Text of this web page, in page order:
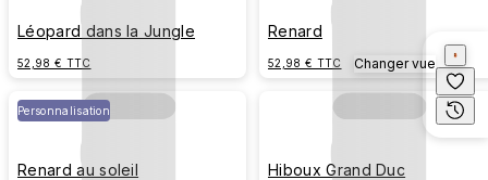
Léopard dans la Jungle
52,98 € TTC
Renard
52,98 € TTC
Personnalisation
Renard au soleil Hiboux Grand Duc
Changer vue